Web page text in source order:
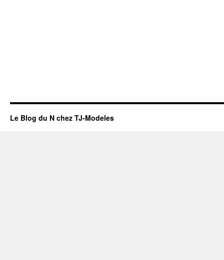
Le Blog du N chez TJ-Modeles